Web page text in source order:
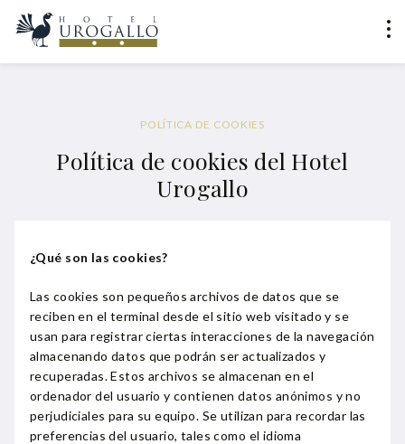
POLÍTICA DE COOKIES
Política de cookies del Hotel
Urogallo
¿Qué son las cookies?
Las cookies son pequeños archivos de datos que se
reciben en el terminal desde el sitio web visitado y se
usan para registrar ciertas interacciones de la navegación
almacenando datos que podrán ser actualizados y
recuperadas. Estos archivos se almacenan en el
ordenador del usuario y contienen datos anónimos y no
perjudiciales para su equipo. Se utilizan para recordar las
preferencias del usuario, tales como el idioma